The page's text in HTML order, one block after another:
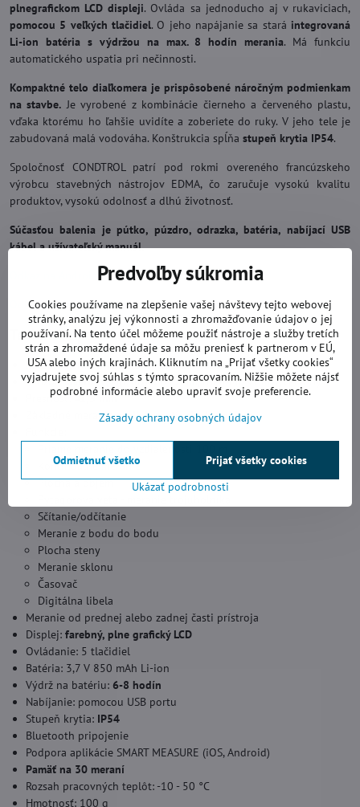
plnegrafickom LCD displeji. Ovláda sa jednoducho aj v rukaviciach,
pomocou 5 veľkých tlačidiel. O jeho napájanie sa stará integrovaná
Li-ion batéria s výdržou na max. 8 hodín merania. Má funkciu
automatického uspatia pri nečinnosti.
Kompaktné telo diaľkomera je prispôsobené náročným podmienkam
na stavbe. Je vyrobené z kombinácie čierneho a červeného plastu,
vďaka ktorému ho ľahšie uvidíte a zoberiete do ruky. V jeho tele je
zabudovaná malá vodováha. Konštrukcia spĺňa stupeň krytia IP54.
Spoločnosť CONDTROL patrí pod rokmi overeného francúzskeho
výrobcu stavebných nástrojov EDMA, čo zaručuje vysokú kvalitu
produktov, vysokú odolnosť a dlhú životnosť.
Súčasťou balenia je pútko, púzdro, odrazka, batéria, nabíjací USB
kábel a užívateľský manuál.
Android aplikáciu
Odkaz na iOS aplikáciu
Technické parametre:
Rozsah merania vzdialeností:0,05-100 m
Senzor:laserový, vln. dĺžka 635 nm, trieda II, <1 mW, červený
Presnosť:±1,5 mm
Základné meranie:vzdialeností, plochy, objemu
Kontinuálne meranie
Plocha a objem
Sčítanie/odčítanie
Meranie z bodu do bodu
Plocha steny
Meranie sklonu
Časovač
Digitálna libela
Meranie od prednej alebo zadnej časti prístroja
Displej: farebný, plne grafický LCD
Ovládanie: 5 tlačidiel
Batéria: 3,7 V 850 mAh Li-ion
Výdrž na batériu: 6-8 hodín
Nabíjanie: pomocou USB portu
Stupeň krytia: IP54
Bluetooth pripojenie
Podpora aplikácie SMART MEASURE (iOS, Android)
Pamäť na 30 meraní
Rozsah pracovných teplôt: -10 - 50 °C
Hmotnosť: 100 g
Predvoľby súkromia
Cookies používame na zlepšenie vašej návštevy tejto webovej
stránky, analýzu jej výkonnosti a zhromažďovanie údajov o jej
používaní. Na tento účel môžeme použiť nástroje a služby tretích
strán a zhromaždené údaje sa môžu preniesť k partnerom v EÚ,
USA alebo iných krajinách. Kliknutím na „Prijať všetky cookies“
vyjadrujete svoj súhlas s týmto spracovaním. Nižšie môžete nájsť
podrobné informácie alebo upraviť svoje preferencie.
Zásady ochrany osobných údajov
Ukázať podrobnosti
Prijať všetky cookies
Odmietnuť všetko